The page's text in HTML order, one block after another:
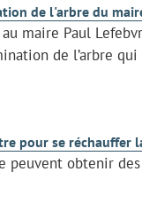
de l'arbre du
maire Paul
de l’arbre
pour se réchauffer
peuvent obtenir